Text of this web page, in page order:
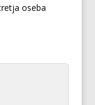
oseba